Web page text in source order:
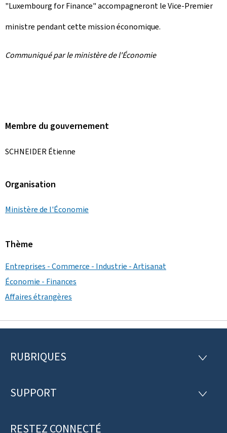
"Luxembourg for Finance" accompagneront le Vice-Premier
ministre pendant cette mission économique.
Communiqué par le ministère de l'Économie
Membre du gouvernement
SCHNEIDER Étienne
Organisation
Ministère de l'Économie
Thème
Entreprises - Commerce - Industrie - Artisanat
Économie - Finances
Affaires étrangères
P
e
RUBRIQUES
R
R
SUPPORT
S
RESTEZ CONNECTÉ